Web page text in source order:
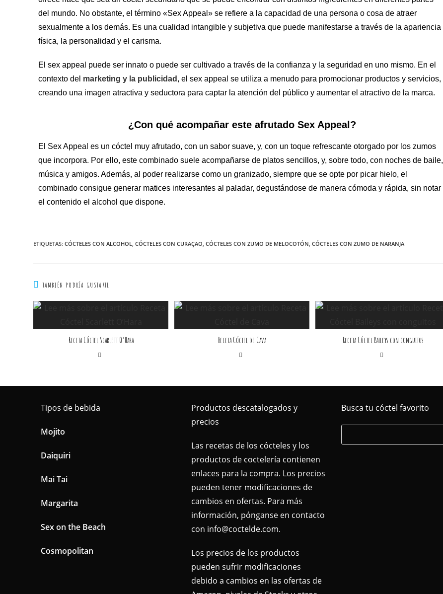
del mundo. No obstante, el término «Sex Appeal» se refiere a la capacidad de una persona o cosa de atraer
sexualmente a los demás. Es una cualidad intangible y subjetiva que puede manifestarse a través de la apariencia
física, la personalidad y el carisma.
El sex appeal puede ser innato o puede ser cultivado a través de la confianza y la seguridad en uno mismo. En el
contexto del marketing y la publicidad , el sex appeal se utiliza a menudo para promocionar productos y servicios,
creando una imagen atractiva y seductora para captar la atención del público y aumentar el atractivo de la marca.
¿Con qué acompañar este afrutado Sex Appeal?
El Sex Appeal es un cóctel muy afrutado, con un sabor suave, y, con un toque refrescante otorgado por los zumos
que incorpora. Por ello, este combinado suele acompañarse de platos sencillos, y, sobre todo, con noches de baile,
música y amigos. Además, al poder realizarse como un granizado, siempre que se opte por picar hielo, el
combinado consigue generar matices interesantes al paladar, degustándose de manera cómoda y rápida, sin notar
el contenido el alcohol que dispone.
ETIQUETAS:CÓCTELES CON ALCOHOL, CÓCTELES CON CURAÇAO, CÓCTELES CON ZUMO DE MELOCOTÓN, CÓCTELES CON ZUMO DE NARANJA
TAMBIÉN PODRÍA GUSTARTE
Receta Cóctel Scarlett O’Hara Receta Cóctel de Cava Receta Cóctel Baileys con conguitos
Tipos de bebida
Mojito
Daiquiri
Mai Tai
Margarita
Sex on the Beach
Cosmopolitan
Productos descatalogados y
precios
Las recetas de los cócteles y los
productos de coctelería contienen
enlaces para la compra. Los precios
pueden tener modificaciones de
cambios en ofertas. Para más
información, pónganse en contacto
con info@coctelde.com.
Los precios de los productos
pueden sufrir modificaciones
debido a cambios en las ofertas de
Busca tu cóctel favorito